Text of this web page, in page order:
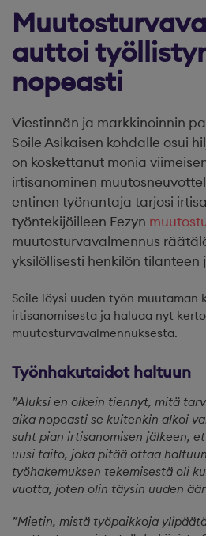
auttoi
nopeasti
Viestinnän ja markkinoinnin
Soile Asikaisen kohdalle osui
on koskettanut monia
irtisanominen
entinen työnantaja tarjosi
työntekijöilleen Eezyn
muutosturvavalmennus
yksilöllisesti henkilön
Soile löysi uuden työn muutaman
irtisanomisesta ja haluaa nyt
muutosturvavalmennuksesta.
Työnhakutaidot haltuun
”Aluksi en oikein tiennyt, mitä
aika nopeasti se kuitenkin alkoi
suht pian irtisanomisen jälkeen,
uusi taito, joka pitää ottaa
työhakemuksen tekemisestä oli
vuotta, joten olin täysin uuden
”Mietin, mistä työpaikkoja